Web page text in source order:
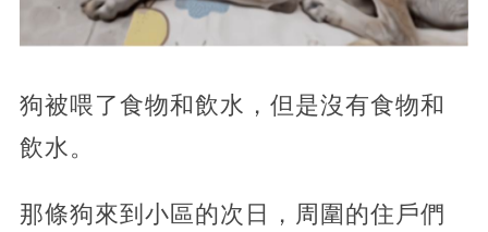
狗被喂了食物和飲水，但是沒有食物和
飲水。
那條狗來到小區的次日，周圍的住戶們